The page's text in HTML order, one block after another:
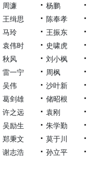
周濂
杨鹏
王缉思
陈奉孝
马玲
王振东
袁伟时
史啸虎
秋风
刘小枫
雷一宁
周枫
吴伟
沙叶新
葛剑雄
储昭根
许之远
袁刚
吴励生
朱学勤
郑秉文
莫于川
谢志浩
孙立平